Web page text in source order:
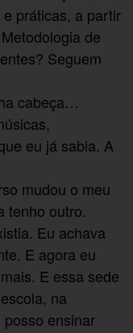
práticas, a partir
de
Seguem
cabeça…
eu já sabia. A
mudou o meu
tenho outro.
Eu achava
E agora eu
E essa sede
na
ensinar